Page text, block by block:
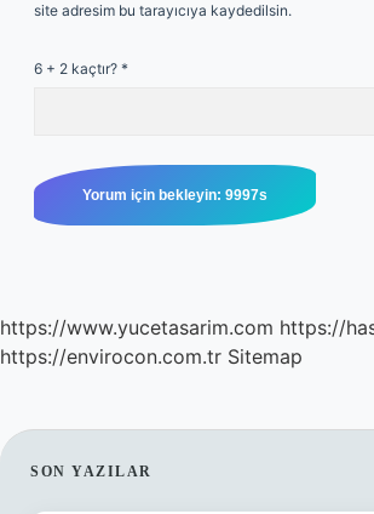
site adresim bu tarayıcıya kaydedilsin.
6 + 2 kaçtır? *
https://www.yucetasarim.com https://
https://envirocon.com.tr Sitemap
SIDEBAR
SON YAZILAR